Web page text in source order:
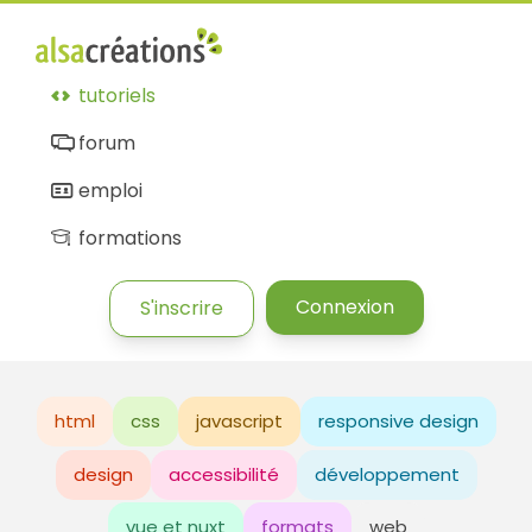
tutoriels
forum
emploi
formations
S'inscrire Connexion
html css javascript responsive design
design accessibilité développement
vue et nuxt formats web